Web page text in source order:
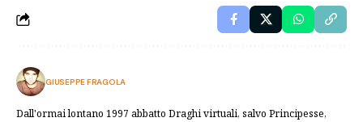
GIUSEPPE FRAGOLA
Dall'ormai lontano 1997 abbatto Draghi virtuali, salvo Principesse,